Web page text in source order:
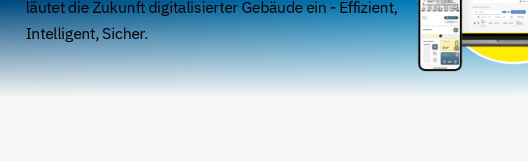
läutet die Zukunft digitalisierter Gebäude ein - Effizient,
Intelligent, Sicher.